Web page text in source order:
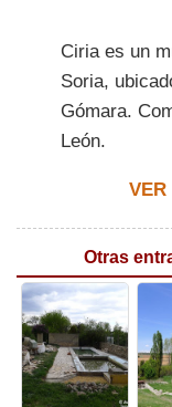
Ciria es un
Soria,
Gómara.
León.
VER
Otras